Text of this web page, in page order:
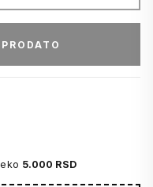
5.000 RSD